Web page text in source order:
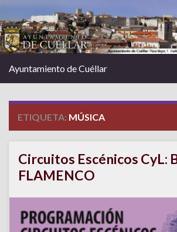
Ayuntamiento de Cuéllar
ETIQUETA: MÚSICA
Circuitos Escénicos CyL:
FLAMENCO